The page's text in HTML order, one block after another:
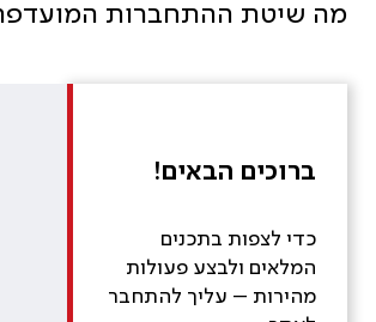
מה שיטת ההתחברות
ברוכים הבאים!
כדי לצפות בתכנים
המלאים ולבצע פעולות
מהירות – עליך להתחבר